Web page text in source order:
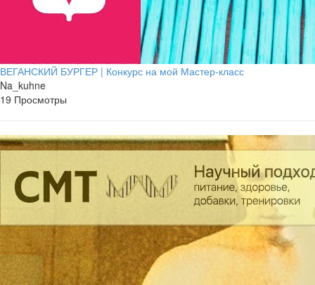
ВЕГАНСКИЙ БУРГЕР | Конкурс на мой Мастер-класс
Na_kuhne
19 Просмотры